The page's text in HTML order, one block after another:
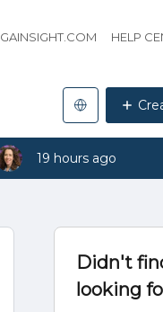
GAINSIGHT.COM HELP
19 hours ago
Didn't
looking